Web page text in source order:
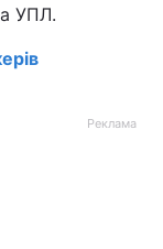
УПЛ.
Реклама